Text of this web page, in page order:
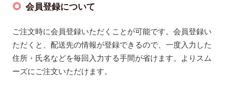
会員登録について
ご注文時に会員登録いただくことが可能です。会員登録い
ただくと、配送先の情報が登録できるので、一度入力した
住所・氏名などを毎回入力する手間が省けます。よりスム
ーズにご注文いただけます。